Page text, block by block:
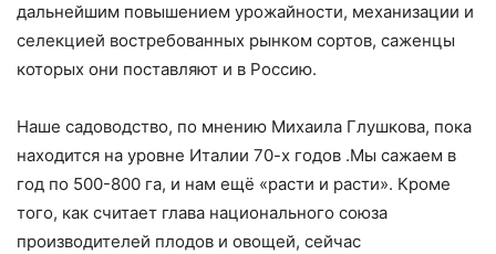
дальнейшим повышением урожайности, механизации и
селекцией востребованных рынком сортов, саженцы
которых они поставляют и в Россию.
Наше садоводство, по мнению Михаила Глушкова, пока
находится на уровне Италии 70-х годов .Мы сажаем в
год по 500-800 га, и нам ещё «расти и расти». Кроме
того, как считает глава национального союза
производителей плодов и овощей, сейчас